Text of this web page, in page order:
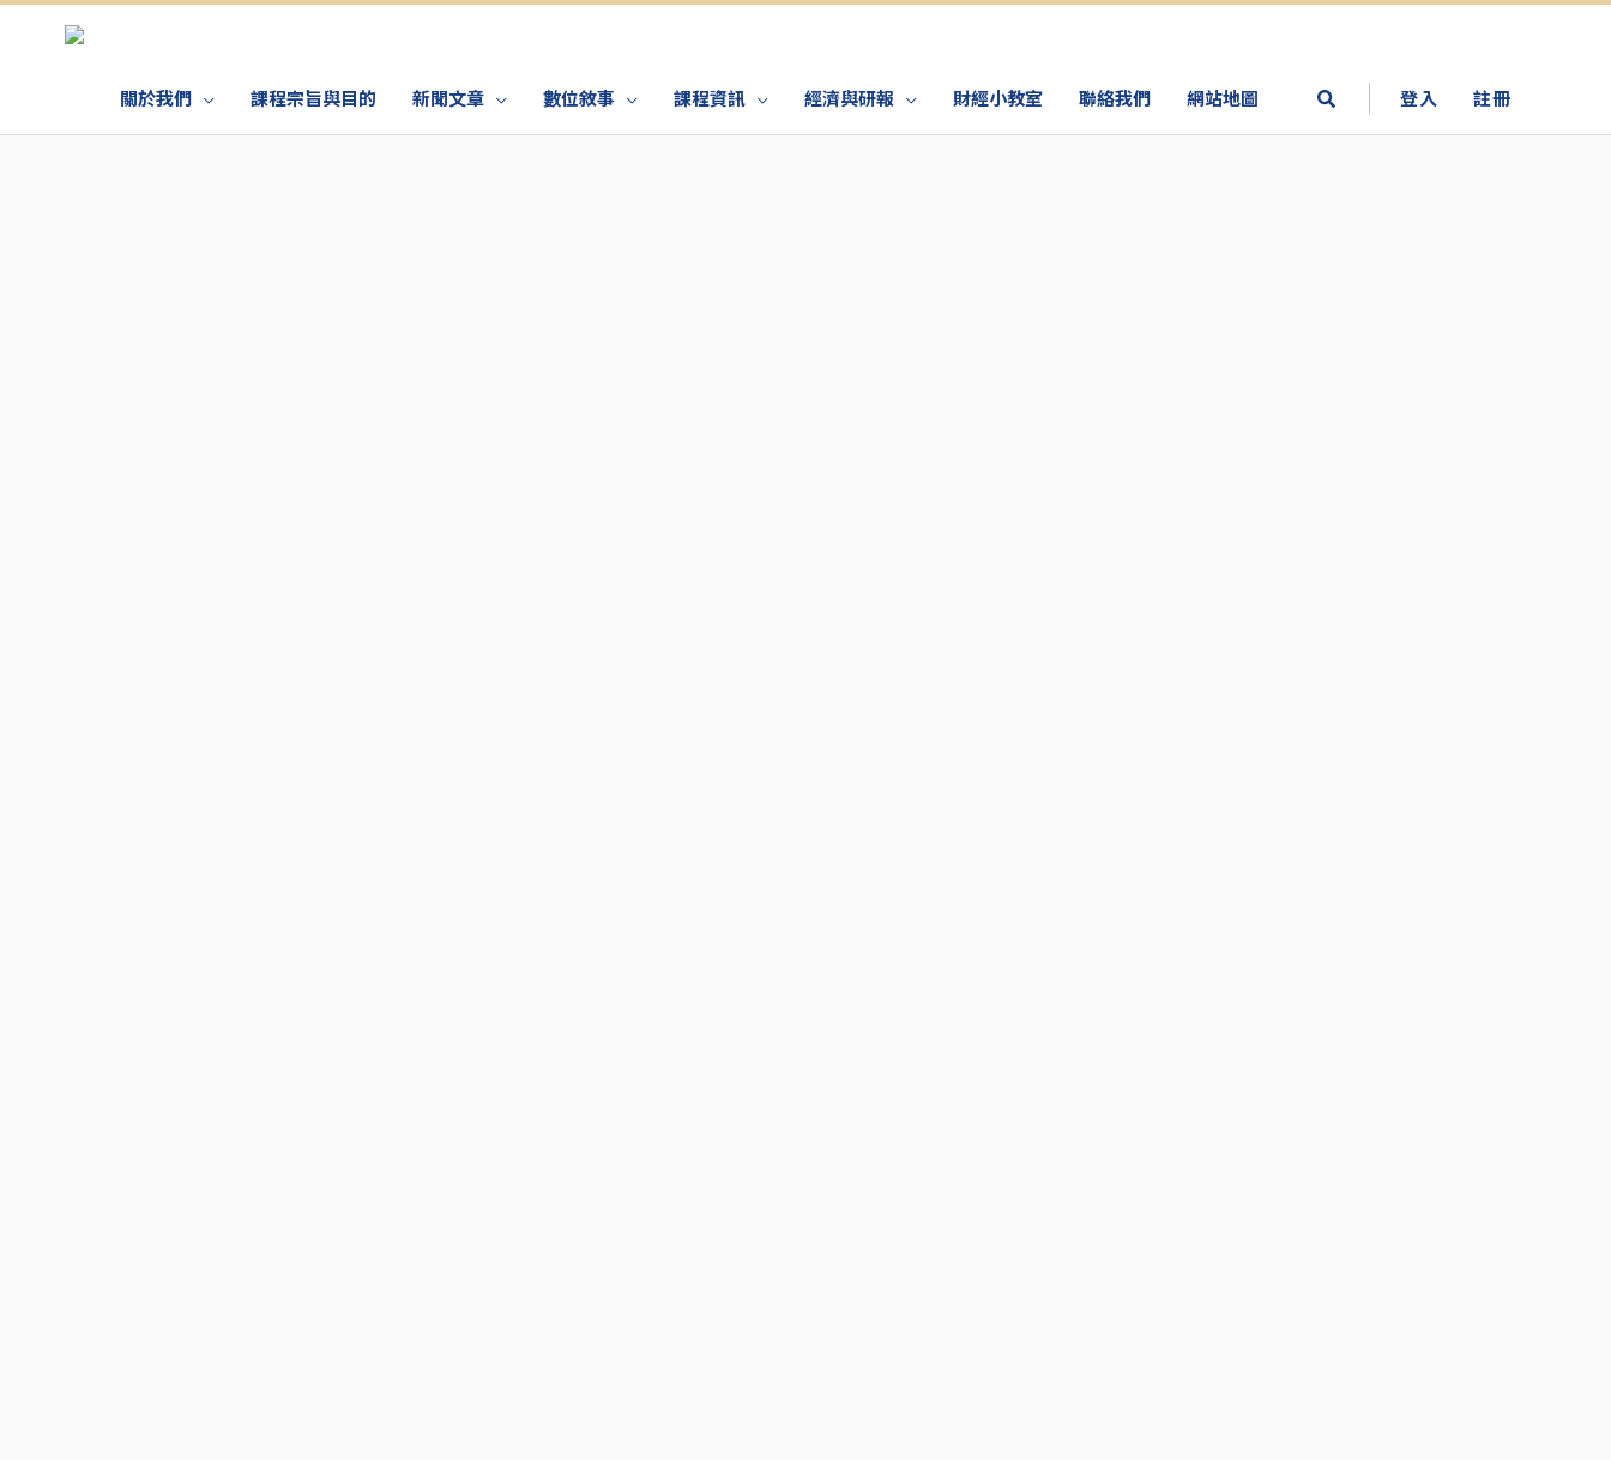
關於我們 課程宗旨與目的 新聞文章 數位敘事 課程資訊 經濟與研報 財經小教室 聯絡我們 網站地圖 登入 註冊